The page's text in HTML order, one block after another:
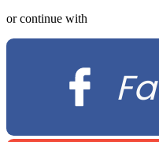
or continue with